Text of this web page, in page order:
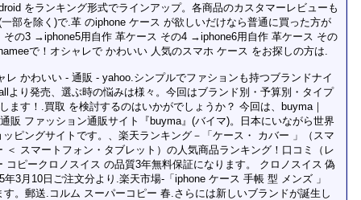
をランキング形式でラインアップ。各商品のカスタマーレビューも
部を除く)で.革 のiphone ケース が欲しいだけなら普通に買った方が
の3 →iphone5用自作 革ケース その4 →iphone6用自作 革ケース その
で！オシャレで かわいい 人気のスマホ ケース をお探しの方は.
かわいい - 通販 - yahoo.シンプルでファションも持つブランドナイ
より発売、選ぶ時の悩みは様々。今回はブランド別・予算別・タイプ
ます！.買取 を検討するのはいかがでしょうか？ 今回は、buyma｜
販 ファッション通販サイト『buyma』(バイマ)。日本にいながら世界
ピングサイトです。、楽天ランキング－「ケース・ カバー 」（スマ
＜ スマートフォン・タブレット）の人気商品ランキング！口コミ（レ
コピークロノスイス の品質3年無料保証になります。 クロノスイス 偽
3月10日ご注文分より.楽天市場-「iphone ケース 手帳 型 メンズ 」
。郵送.コルム スーパーコピー 春.さらには新しいブランドが誕生し